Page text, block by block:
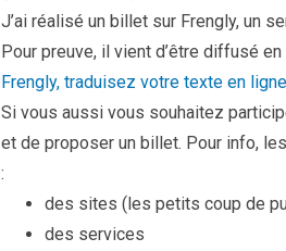
J’ai réalisé un billet sur Frengly, un
Pour preuve, il vient d’être diffusé
Frengly, traduisez votre texte en
Si vous aussi vous souhaitez
et de proposer un billet. Pour info,
:
des sites (les petits coup de
des services